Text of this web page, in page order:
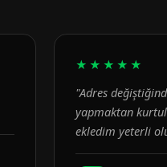
★★★★★
"Adres
yapmaktan
ekledim yeterli